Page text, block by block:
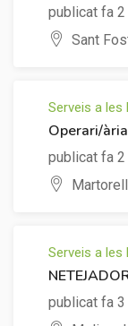
publicat fa
Sant
Serveis a les
Operari/
publicat fa
Serveis a les
publicat fa